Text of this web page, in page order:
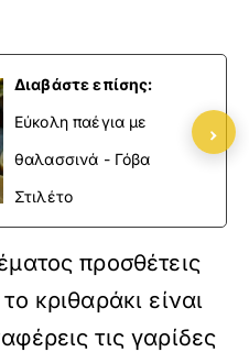
Διαβάστε επίσης:
Εύκολη παέγια με
θαλασσινά - Γόβα
Στιλέτο
προσθέτεις
κριθαράκι είναι
τις γαρίδες
›